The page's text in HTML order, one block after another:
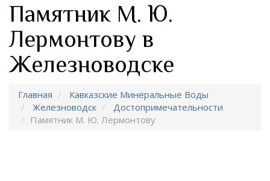
Памятник М. Ю.
Лермонтову в
Железноводске
Главная
Кавказские Минеральные Воды
Железноводск
Достопримечательности
Памятник М. Ю. Лермонтову